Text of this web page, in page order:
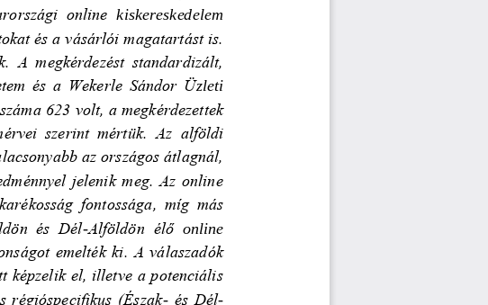
online kiskereskedelem
és a vásárlói magatartást is.
A  megkérdezést  standardizált,
és a Wekerle Sándor Üzleti
623 volt, a megkérdezettek
szerint  mértük.
Az  alföldi
az országos átlagnál,
jelenik meg. Az online
kosság  fontossága,  míg  más
és  Dél-Alföldön élő online
emelték ki. A válaszadók
képzelik el, illetve a potenciális
régióspecifikus (Észak- és Dél-